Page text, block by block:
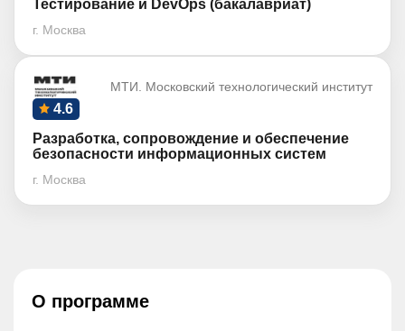
Тестирование и DevOps (бакалавриат)
г. Москва
МТИ. Московский технологический институт
4.6
Разработка, сопровождение и обеспечение
безопасности информационных систем
г. Москва
О программе